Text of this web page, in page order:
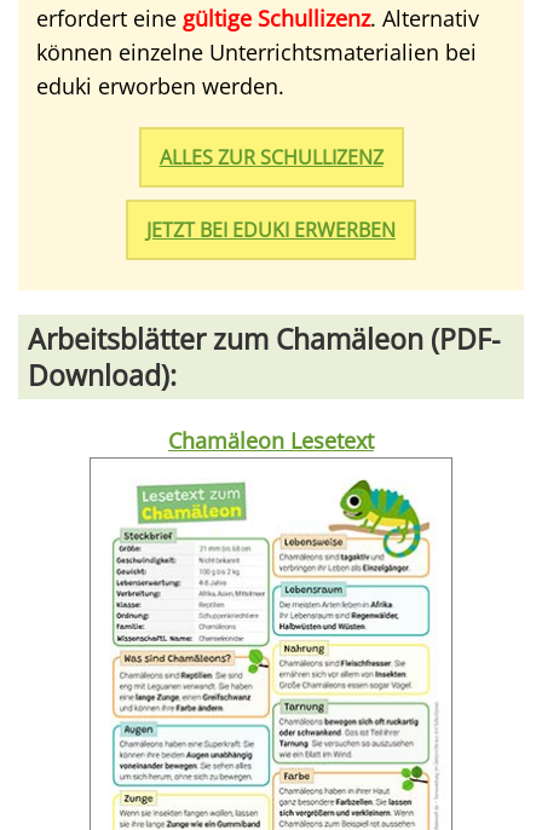
erfordert eine gültige Schullizenz. Alternativ
können einzelne Unterrichtsmaterialien bei
eduki erworben werden.
ALLES ZUR SCHULLIZENZ
JETZT BEI EDUKI ERWERBEN
Arbeitsblätter zum Chamäleon (PDF-
Download):
Chamäleon Lesetext